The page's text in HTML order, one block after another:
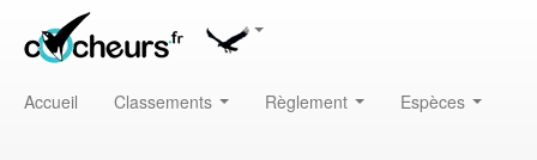
Accueil Classements Règlement Espèces